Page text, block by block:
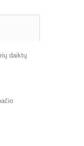
daiktų